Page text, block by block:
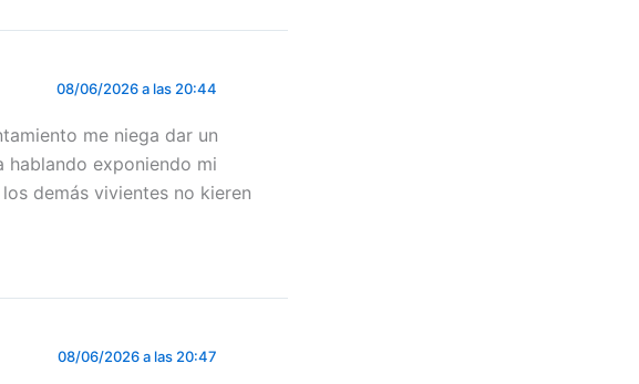
08/06/2026 a las 20:44
me niega dar un
hablando exponiendo mi
demás vivientes no kieren
08/06/2026 a las 20:47